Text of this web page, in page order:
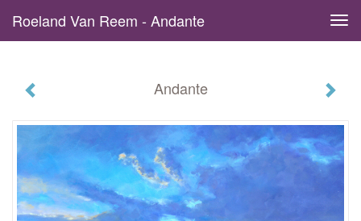
Roeland Van Reem - Andante
Andante